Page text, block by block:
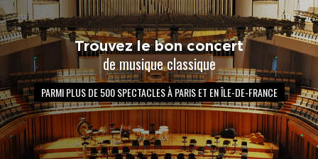
Trouvez le bon concert
de musique classique
PARMI PLUS DE 500 SPECTACLES À PARIS ET EN ÎLE-DE-FRANCE